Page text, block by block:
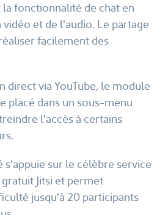
fonctionnalité de chat en
et de l'audio. Le partage
facilement des
direct via YouTube, le module
placé dans un sous-menu
l'accès à certains
sur le célèbre service
Jitsi et permet
jusqu'à 20 participants